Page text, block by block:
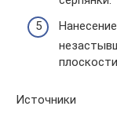
Источники